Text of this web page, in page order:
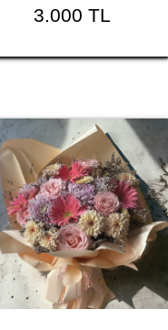
3.000 TL